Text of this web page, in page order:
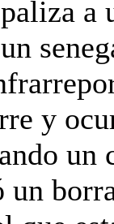
a
y
un